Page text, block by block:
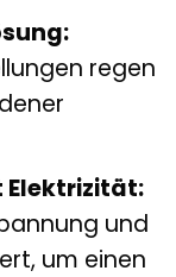
regen
Elektrizität:
und
um einen